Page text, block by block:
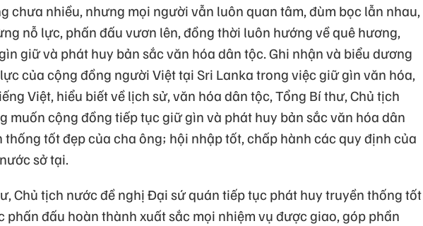
chưa nhiều, nhưng mọi người vẫn luôn quan tâm, đùm bọc lẫn nhau,
nỗ lực, phấn đấu vươn lên, đồng thời luôn hướng về quê hương,
giữ và phát huy bản sắc văn hóa dân tộc. Ghi nhận và biểu dương
của cộng đồng người Việt tại Sri Lanka trong việc giữ gìn văn hóa,
Việt, hiểu biết về lịch sử, văn hóa dân tộc, Tổng Bí thư, Chủ tịch
muốn cộng đồng tiếp tục giữ gìn và phát huy bản sắc văn hóa dân
thống tốt đẹp của cha ông; hội nhập tốt, chấp hành các quy định của
sở tại.
Chủ tịch nước đề nghị Đại sứ quán tiếp tục phát huy truyền thống tốt
phấn đấu hoàn thành xuất sắc mọi nhiệm vụ được giao, góp phần